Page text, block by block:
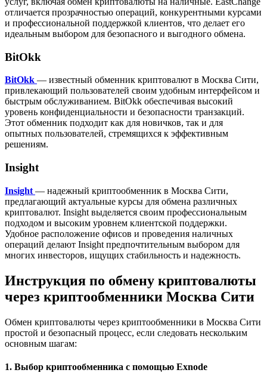
отличается прозрачностью операций, конкурентными курсами
и профессиональной поддержкой клиентов, что делает его
идеальным выбором для безопасного и выгодного обмена.
BitOkk
BitOkk — известный обменник криптовалют в Москва Сити,
привлекающий пользователей своим удобным интерфейсом и
быстрым обслуживанием. BitOkk обеспечивая высокий
уровень конфиденциальности и безопасности транзакций.
Этот обменник подходит как для новичков, так и для
опытных пользователей, стремящихся к эффективным
решениям.
Insight
Insight — надежный криптообменник в Москва Сити,
предлагающий актуальные курсы для обмена различных
криптовалют. Insight выделяется своим профессиональным
подходом и высоким уровнем клиентской поддержки.
Удобное расположение офисов и проведения наличных
операций делают Insight предпочтительным выбором для
многих инвесторов, ищущих стабильность и надежность.
Инструкция по обмену криптовалюты
через криптообменники Москва Сити
Обмен криптовалюты через криптообменники в Москва Сити
простой и безопасный процесс, если следовать нескольким
основным шагам:
1. Выбор криптообменника с помощью Exnode